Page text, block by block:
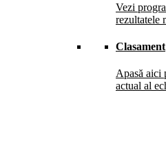
Vezi
rezultatele
Clasament
Apasă aici
actual al